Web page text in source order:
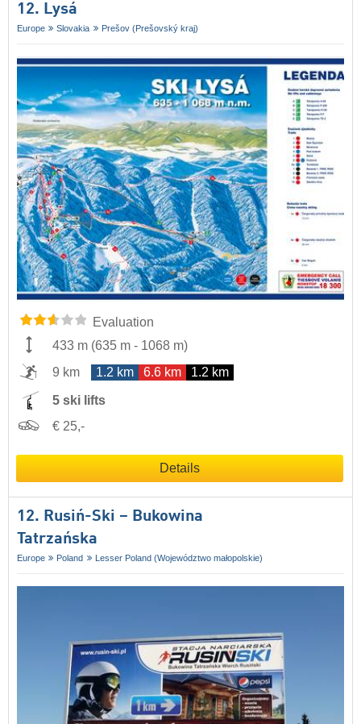
12. Lysá
Europe Slovakia Prešov (Prešovský kraj)
Evaluation
433 m (635 m - 1068 m)
9 km
1.2 km 6.6 km 1.2 km
5 ski lifts
€ 25,-
Details
12. Rusiń-Ski – Bukowina
Tatrzańska
Europe Poland Lesser Poland (Województwo małopolskie)